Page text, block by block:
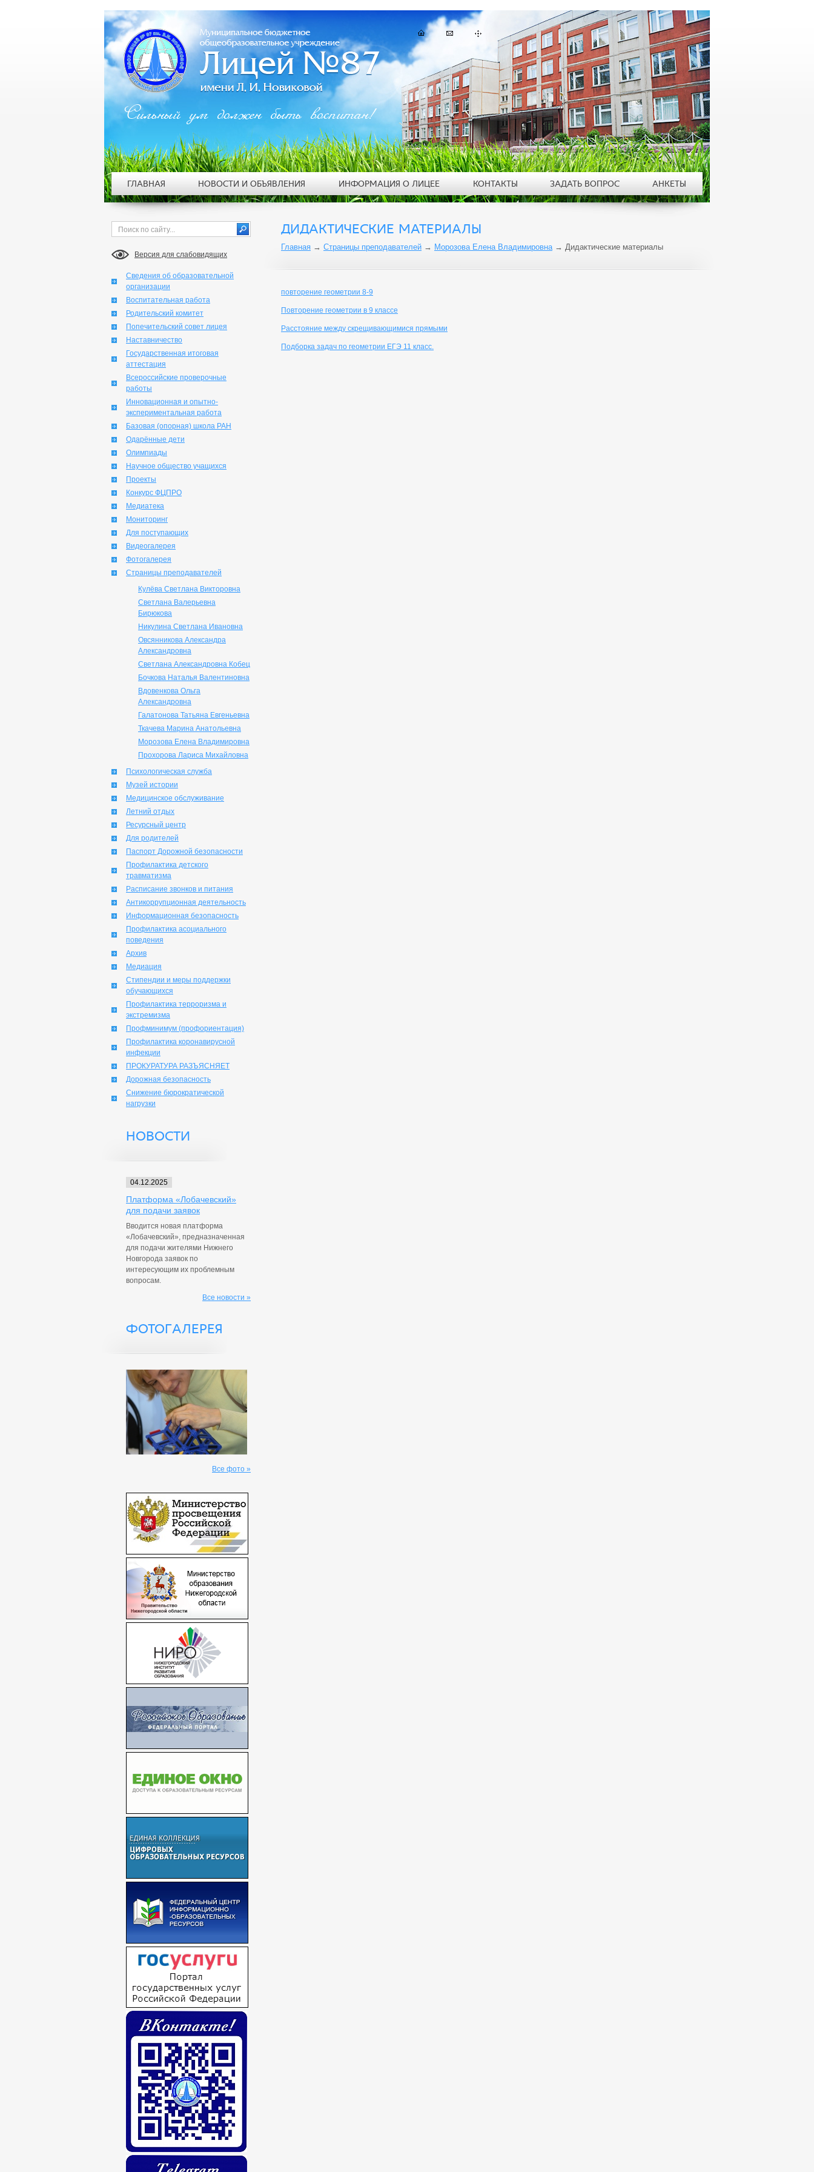
Версия для слабовидящих
Сведения об образовательной
организации
Воспитательная работа
Родительский комитет
Попечительский совет лицея
Наставничество
Государственная итоговая
аттестация
Всероссийские проверочные
работы
Инновационная и опытно-
экспериментальная работа
Базовая (опорная) школа РАН
Одарённые дети
Олимпиады
Научное общество учащихся
Проекты
Конкурс ФЦПРО
Медиатека
Мониторинг
Для поступающих
Видеогалерея
Фотогалерея
Страницы преподавателей
Кулёва Светлана Викторовна
Светлана Валерьевна
Бирюкова
Никулина Светлана Ивановна
Овсянникова Александра
Александровна
Светлана Александровна Кобец
Бочкова Наталья Валентиновна
Вдовенкова Ольга
Александровна
Галатонова Татьяна Евгеньевна
Ткачева Марина Анатольевна
Морозова Елена Владимировна
Прохорова Лариса Михайловна
Психологическая служба
Музей истории
Медицинское обслуживание
Летний отдых
Ресурсный центр
Для родителей
Паспорт Дорожной безопасности
Профилактика детского
травматизма
Расписание звонков и питания
Антикоррупционная деятельность
Информационная безопасность
Профилактика асоциального
поведения
Архив
Медиация
Стипендии и меры поддержки
обучающихся
Профилактика терроризма и
экстремизма
Профминимум (профориентация)
Профилактика коронавирусной
инфекции
ПРОКУРАТУРА РАЗЪЯСНЯЕТ
Дорожная безопасность
Снижение бюрократической
нагрузки
НОВОСТИ
04.12.2025
Платформа «Лобачевский»
для подачи заявок
Вводится новая платформа
«Лобачевский», предназначенная
для подачи жителями Нижнего
Новгорода заявок по
интересующим их проблемным
вопросам.
Все новости »
ФОТОГАЛЕРЕЯ
Все фото »
ДИДАКТИЧЕСКИЕ МАТЕРИАЛЫ
Главная → Страницы преподавателей → Морозова Елена Владимировна→ Дидактические материалы
повторение геометрии 8-9
Повторение геометрии в 9 классе
Расстояние между скрещивающимися прямыми
Подборка задач по геометрии ЕГЭ 11 класс.
Сильный ум должен быть воспитан!
ГЛАВНАЯ НОВОСТИ И ОБЪЯВЛЕНИЯ ИНФОРМАЦИЯ О ЛИЦЕЕ КОНТАКТЫ ЗАДАТЬ ВОПРОС АНКЕТЫ